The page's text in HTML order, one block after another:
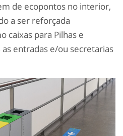
de ecopontos no interior,
a ser reforçada
caixas para Pilhas e
entradas e/ou secretarias